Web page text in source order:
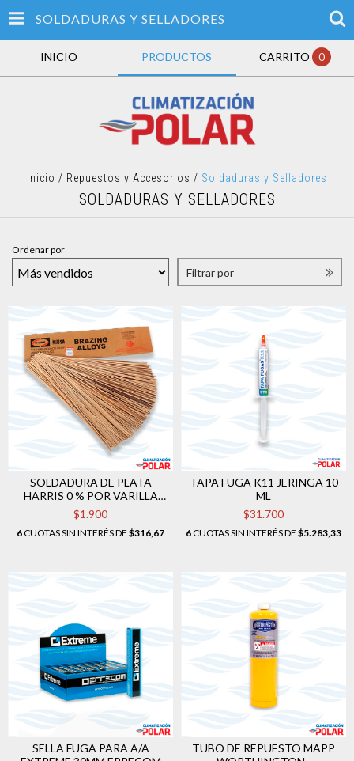
SOLDADURAS Y SELLADORES
INICIO PRODUCTOS CARRITO 0
Inicio / Repuestos y Accesorios / Soldaduras y Selladores
SOLDADURAS Y SELLADORES
Ordenar por
Filtrar por
SOLDADURA DE PLATA
HARRIS 0 % POR VARILLA
(UNIDAD)
$1.900
6CUOTAS SIN INTERÉS DE $316,67
TAPA FUGA K11 JERINGA 10
ML
$31.700
6CUOTAS SIN INTERÉS DE $5.283,33
SELLA FUGA PARA A/A
TUBO DE REPUESTO MAPP